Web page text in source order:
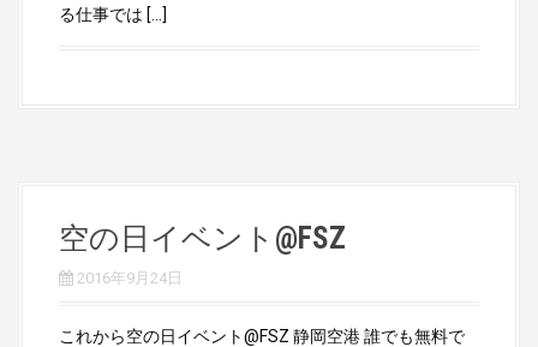
る仕事では […]
空の日イベント@FSZ
2016年9月24日
これから空の日イベント@FSZ 静岡空港 誰でも無料で